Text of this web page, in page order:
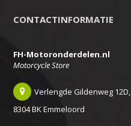
CONTACTINFORMATIE
FH-Motoronderdelen.nl
Motorcycle Store
Verlengde Gildenweg 12D,
8304 BK Emmeloord